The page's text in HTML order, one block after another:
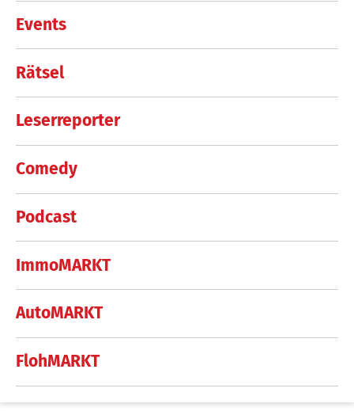
Events
Rätsel
Leserreporter
Comedy
Podcast
ImmoMARKT
AutoMARKT
FlohMARKT